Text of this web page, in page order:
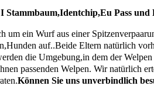
Stammbaum,Identchip,Eu Pass
um ein Wurf aus einer
auf..Beide Eltern natürlich
die Umgebung,in dem der
passenden Welpen. Wir natürlich
Können Sie uns unverbindlich